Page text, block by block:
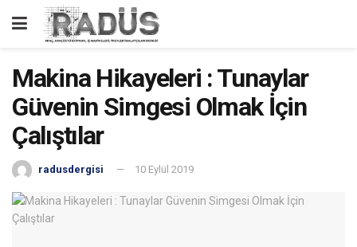
Makina Hikayeleri : Tunaylar
Güvenin Simgesi Olmak İçin
Çalıştılar
radusdergisi 10 Eylül 2019